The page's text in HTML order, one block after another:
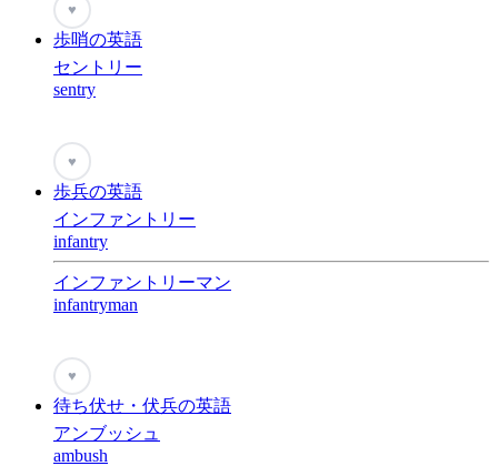
♥
歩哨の英語
セントリー
sentry
♥
歩兵の英語
インファントリー
infantry
インファントリーマン
infantryman
♥
待ち伏せ・伏兵の英語
アンブッシュ
ambush